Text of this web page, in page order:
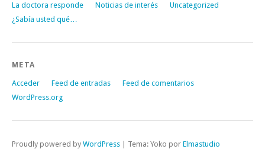
La doctora responde
Noticias de interés
Uncategorized
¿Sabía usted qué…
META
Acceder Feed de entradas
Feed de comentarios
WordPress.org
Proudly powered by WordPress Tema: Yoko por Elmastudio